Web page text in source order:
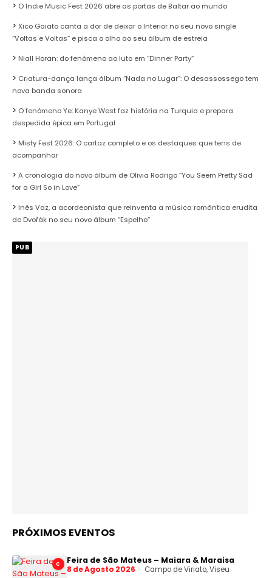
O Indie Music Fest 2026 abre as portas de Baltar ao mundo
Xico Gaiato canta a dor de deixar o Interior no seu novo single
“Voltas e Voltas” e pisca o olho ao seu álbum de estreia
Niall Horan: do fenómeno ao luto em “Dinner Party”
Criatura-dança lança álbum “Nada no Lugar”: O desassossego tem
nova banda sonora
O fenómeno Ye: Kanye West faz história na Turquia e prepara
despedida épica em Portugal
Misty Fest 2026: O cartaz completo e os destaques que tens de
acompanhar
A cronologia do novo álbum de Olivia Rodrigo “You Seem Pretty Sad
for a Girl So in Love”
Inês Vaz, a acordeonista que reinventa a música romântica erudita
de Dvořák no seu novo álbum “Espelho”
PUB
PRÓXIMOS EVENTOS
C Feira de São Mateus – Maiara & Maraisa
8 de Agosto 2026 Campo de Viriato, Viseu